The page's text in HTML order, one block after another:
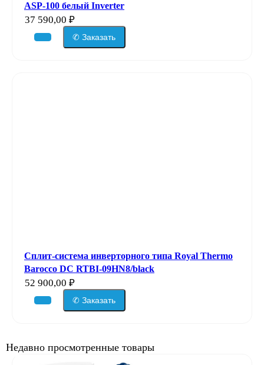
ASP-100 белый Inverter
37 590,00 ₽
✆ Заказать
Сплит-система инверторного типа Royal Thermo
Barocco DC RTBI-09HN8/black
52 900,00 ₽
✆ Заказать
Недавно просмотренные товары